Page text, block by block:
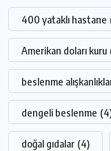
400 yataklı hastane
Amerikan doları kuru
beslenme
dengeli beslenme
doğal gıdalar (4)